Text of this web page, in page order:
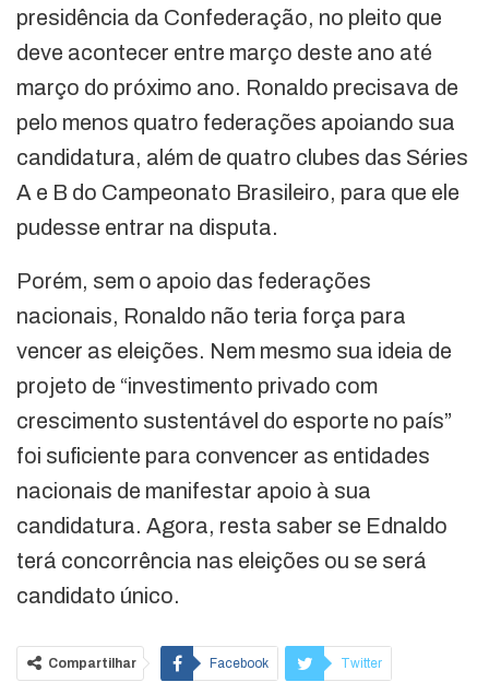
presidência da Confederação, no pleito que
deve acontecer entre março deste ano até
março do próximo ano. Ronaldo precisava de
pelo menos quatro federações apoiando sua
candidatura, além de quatro clubes das Séries
A e B do Campeonato Brasileiro, para que ele
pudesse entrar na disputa.
Porém, sem o apoio das federações
nacionais, Ronaldo não teria força para
vencer as eleições. Nem mesmo sua ideia de
projeto de “investimento privado com
crescimento sustentável do esporte no país”
foi suficiente para convencer as entidades
nacionais de manifestar apoio à sua
candidatura. Agora, resta saber se Ednaldo
terá concorrência nas eleições ou se será
candidato único.
Compartilhar Facebook Twitter